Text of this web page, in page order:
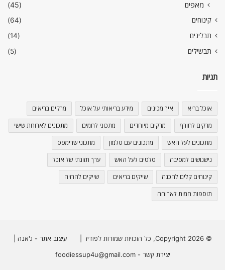
מאפים (45)
קינוחים
(64)
תבלינים
(14)
תבשילים
(5)
תגיות
אוכל בריא איך מכינים מידע בריאותי על אוכל מרקים בריאים
מרקים לחורף מרקים מיוחדים מתכוני לחמים מתכונים לארוחת שישי
מתכונים לעל האש מתכונים עם סלמון מתכוני שרימפס
נישנושים למסיבה סלטים לעל האש ערך תזונתי של אוכל
קינוחים קלים להכנה שייקים בריאים שייקים להרזיה
תוספות חמות לארוחה
© Copyright 2026, כל הזכויות שמורות לפודיז | עיצוב אתר - ג'אנה
יצירת קשר - foodiessup4u@gmail.com